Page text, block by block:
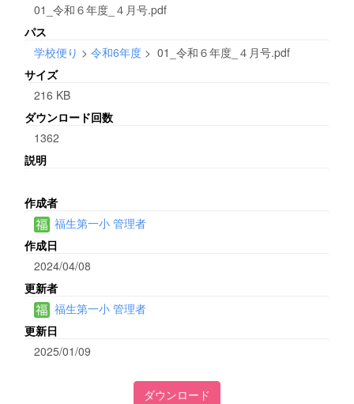
01_令和６年度_４月号.pdf
パス
学校便り > 令和6年度 > 01_令和６年度_４月号.pdf
サイズ
216 KB
ダウンロード回数
1362
説明
作成者
福生第一小 管理者
作成日
2024/04/08
更新者
福生第一小 管理者
更新日
2025/01/09
ダウンロード